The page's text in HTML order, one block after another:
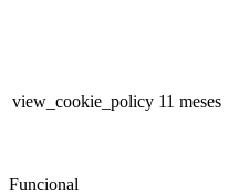
view_cookie_policy 11 meses
Funcional